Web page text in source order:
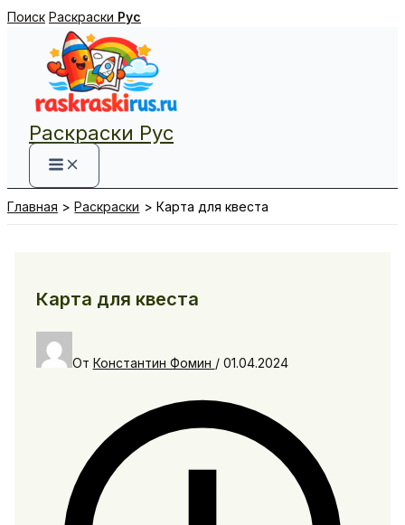
Перейти
содержимому
Поиск Раскраски Рус
Раскраски Рус
Главная Раскраски Карта для квеста
Карта для квеста
От Константин Фомин / 01.04.2024